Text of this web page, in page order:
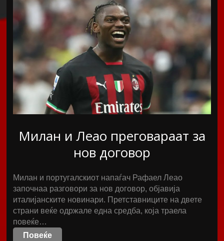
Милан и Леао преговараат за
нов договор
Милан и португалскиот напаѓач Рафаел Леао
започнаа разговори за нов договор, објавија
италијанските новинари. Претставниците на двете
страни веќе одржале една средба, која траела
повеќе…
Повеќе